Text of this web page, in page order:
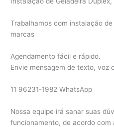
Trabalhamos com instalação
marcas
Agendamento fácil e rápido.
Envie mensagem de texto, voz
11 96231-1982 WhatsApp
Nossa equipe irá sanar suas
funcionamento, de acordo com